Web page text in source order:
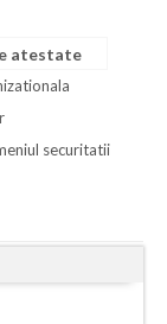
atestate
securitatii